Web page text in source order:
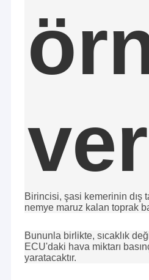
Ev
Ürün:% s
Hakkımızda
Fabrika turu
Birincisi, şasi kemerinin dış
nemye maruz kalan toprak
Bununla birlikte, sıcaklık
ECU'daki hava miktarı
yaratacaktır.
Zhangjiagang RY Elektronik CO.,
2016 yılında kurulan, Kablolama
tasarlamaya ve üretmeye
1. Kablo demeti ve Kablo montajı:
Elektrik kablo demeti, LVDS / LCD
kablosu, iletişim kablosu, RF
2. Çok çeşitli OEM ve ODM
VHF, UHF, Wi-Fi, 3G, 4G, 5G, RFID,